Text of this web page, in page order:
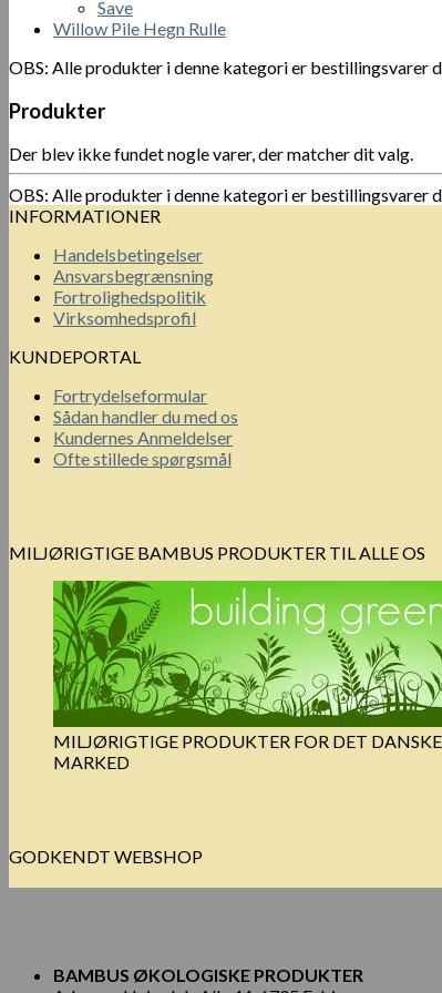
Save
Willow Pile Hegn Rulle
OBS: Alle produkter i denne kategori er
Produkter
Der blev ikke fundet nogle varer, der matcher dit valg.
OBS: Alle produkter i denne kategori er
INFORMATIONER
Handelsbetingelser
Ansvarsbegrænsning
Fortrolighedspolitik
Virksomhedsprofil
KUNDEPORTAL
Fortrydelseformular
Sådan handler du med os
Kundernes Anmeldelser
Ofte stillede spørgsmål
MILJØRIGTIGE BAMBUS PRODUKTER TIL ALLE OS
MILJØRIGTIGE PRODUKTER FOR DET DANSKE
MARKED
GODKENDT WEBSHOP
BAMBUS ØKOLOGISKE PRODUKTER